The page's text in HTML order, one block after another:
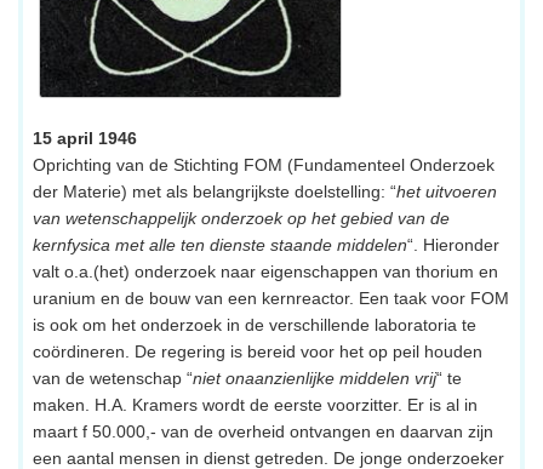
15 april 1946
Oprichting van de Stichting FOM (Fundamenteel Onderzoek
der Materie) met als belangrijkste doelstelling: “het uitvoeren
van wetenschappelijk onderzoek op het gebied van de
kernfysica met alle ten dienste staande middelen“. Hieronder
valt o.a.(het) onderzoek naar eigenschappen van thorium en
uranium en de bouw van een kernreactor. Een taak voor FOM
is ook om het onderzoek in de verschillende laboratoria te
coördineren. De regering is bereid voor het op peil houden
van de wetenschap “niet onaanzienlijke middelen vrij“ te
maken. H.A. Kramers wordt de eerste voorzitter. Er is al in
maart f 50.000,- van de overheid ontvangen en daarvan zijn
een aantal mensen in dienst getreden. De jonge onderzoeker